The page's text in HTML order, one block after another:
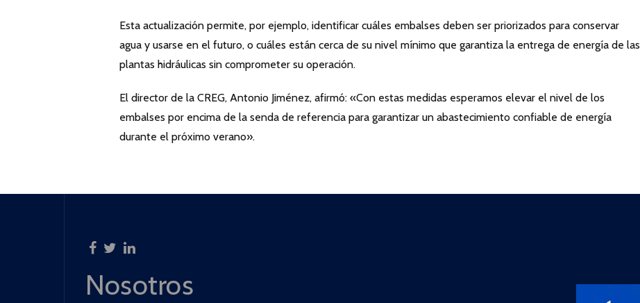
Esta actualización permite, por ejemplo, identificar cuáles embalses deben ser priorizados para conservar
agua y usarse en el futuro, o cuáles están cerca de su nivel mínimo que garantiza la entrega de energía de las
plantas hidráulicas sin comprometer su operación.
El director de la CREG, Antonio Jiménez, afirmó: «Con estas medidas esperamos elevar el nivel de los
embalses por encima de la senda de referencia para garantizar un abastecimiento confiable de energía
durante el próximo verano».
Nosotros